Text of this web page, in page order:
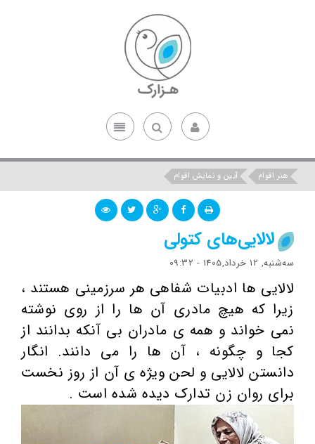
هنر اقوام آیین و نمایش اقوام
لالایی‌های کتولی
ﺳﻪشنبه, 12 خرداد,1405 - 09:32
لالایی ها ادبیات شفاهی هر سرزمینی هستند ،
زیرا که هیچ مادری آن ها را از روی نوشته
نمی خواند و همه ی مادران بی آنکه بدانند از
کجا و چگونه ، آن ها را می دانند. انگار
دانستن لالایی و لحن ویژه ی آن از روز نخست
برای روان زن تدارک دیده شده است .